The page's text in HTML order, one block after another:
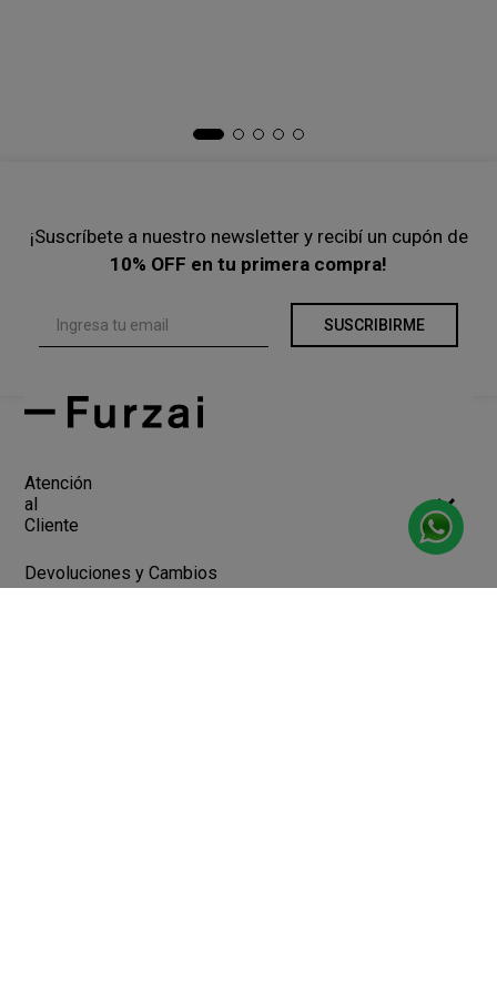
¡Suscríbete a nuestro newsletter y recibí un cupón de
10% OFF en tu primera compra!
SUSCRIBIRME
Atención
al
Cliente
Devoluciones y Cambios